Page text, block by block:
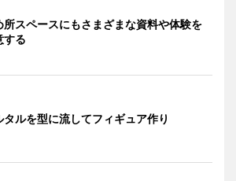
所スペースにもさまざまな資料や体験を
する
タルを型に流してフィギュア作り